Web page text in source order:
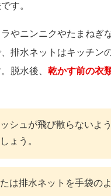
す。
やニンニクやたまねぎ
排水ネットはキッチン
脱水後、 乾かす前の衣
シュが飛び散らないよ
ょう。
は排水ネットを手袋の